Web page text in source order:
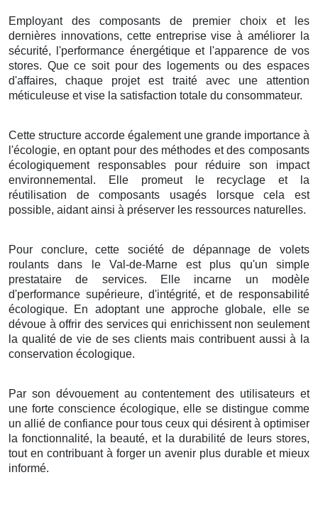
Employant des composants de premier choix et les
dernières innovations, cette entreprise vise à améliorer la
sécurité, l'performance énergétique et l'apparence de vos
stores. Que ce soit pour des logements ou des espaces
d'affaires, chaque projet est traité avec une attention
méticuleuse et vise la satisfaction totale du consommateur.
Cette structure accorde également une grande importance à
l'écologie, en optant pour des méthodes et des composants
écologiquement responsables pour réduire son impact
environnemental. Elle promeut le recyclage et la
réutilisation de composants usagés lorsque cela est
possible, aidant ainsi à préserver les ressources naturelles.
Pour conclure, cette société de dépannage de volets
roulants dans le Val-de-Marne est plus qu'un simple
prestataire de services. Elle incarne un modèle
d'performance supérieure, d'intégrité, et de responsabilité
écologique. En adoptant une approche globale, elle se
dévoue à offrir des services qui enrichissent non seulement
la qualité de vie de ses clients mais contribuent aussi à la
conservation écologique.
Par son dévouement au contentement des utilisateurs et
une forte conscience écologique, elle se distingue comme
un allié de confiance pour tous ceux qui désirent à optimiser
la fonctionnalité, la beauté, et la durabilité de leurs stores,
tout en contribuant à forger un avenir plus durable et mieux
informé.